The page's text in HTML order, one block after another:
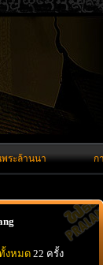
ระล้านนา ก
งหมด 22 ครั้ง